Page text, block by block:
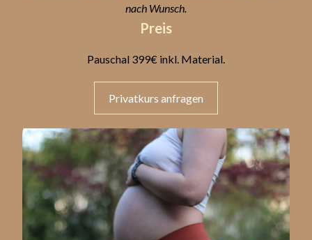
nach Wunsch.
Preis
Pauschal 399€ inkl. Material.
Privatkurs anfragen